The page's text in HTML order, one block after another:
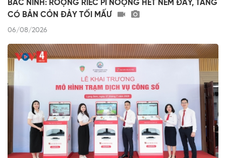
BẮC NINH: ROỌNG RIỂC PỈ NOỌNG HẾT NÈM ĐÂY, TẲNG
CÓ BẢN CỎN ĐẢY TỐI MẤƯ
06/08/2026